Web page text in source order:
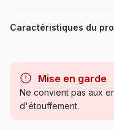
Caractéristiques du
Catégorie
Mise en garde
Ne convient pas aux
d'étouffement.